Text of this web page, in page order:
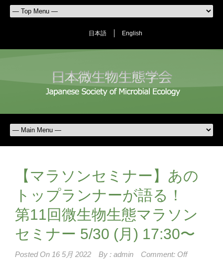
日本語 English
【マラソンセミナー】あの
トップランナーが語る！
第11回微生物生態マラソン
セミナー 5/30 (月) 17:30〜
Posted On 16 5月 2022 By : admin Comment: Off